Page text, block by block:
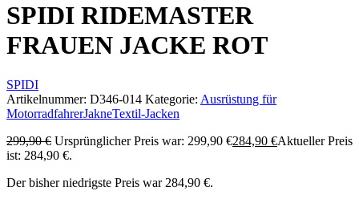
SPIDI RIDEMASTER
FRAUEN JACKE ROT
SPIDI
Artikelnummer: D346-014 Kategorie: Ausrüstung für
MotorradfahrerJakneTextil-Jacken
299,90€ Ursprünglicher Preis war: 299,90 €284,90 €Aktueller Preis
ist: 284,90 €.
Der bisher niedrigste Preis war 284,90 €.